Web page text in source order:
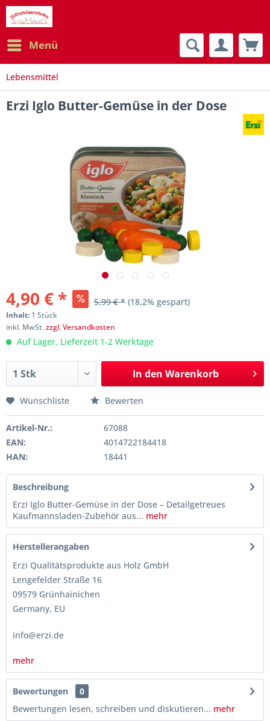
Menü
Lebensmittel
Erzi Iglo Butter-Gemüse in der Dose
4,90 € * 5,99 € * (18,2% gespart)
Inhalt: 1 Stück
inkl. MwSt.zzgl. Versandkosten
Auf Lager, Lieferzeit 1-2 Werktage
In den Warenkorb
Wunschliste Bewerten
Artikel-Nr.:
67088
EAN:
4014722184418
HAN:
18441
Beschreibung
Erzi Iglo Butter-Gemüse in der Dose – Detailgetreues
Kaufmannsladen-Zubehör aus... mehr
Herstellerangaben
Erzi Qualitätsprodukte aus Holz GmbH
Lengefelder Straße 16
09579 Grünhainichen
Germany, EU
info@erzi.de
mehr
Bewertungen
0
Bewertungen lesen, schreiben und diskutieren... mehr